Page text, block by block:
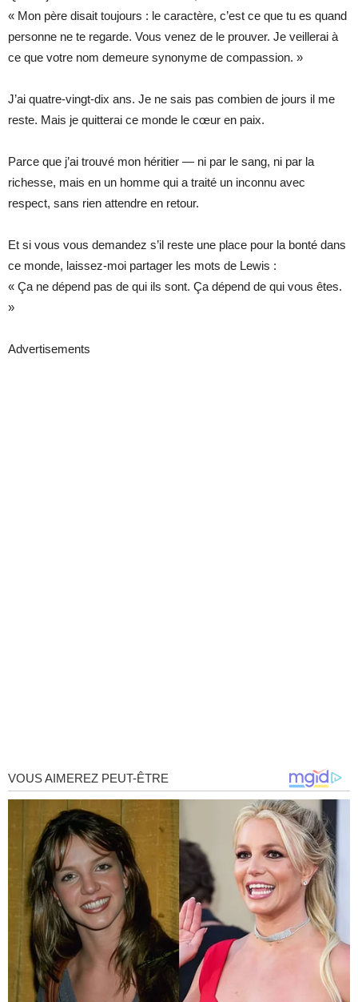
« Mon père disait toujours : le caractère, c’est ce que tu es quand
personne ne te regarde. Vous venez de le prouver. Je veillerai à
ce que votre nom demeure synonyme de compassion. »
J’ai quatre-vingt-dix ans. Je ne sais pas combien de jours il me
reste. Mais je quitterai ce monde le cœur en paix.
Parce que j’ai trouvé mon héritier — ni par le sang, ni par la
richesse, mais en un homme qui a traité un inconnu avec
respect, sans rien attendre en retour.
Et si vous vous demandez s’il reste une place pour la bonté dans
ce monde, laissez-moi partager les mots de Lewis :
« Ça ne dépend pas de qui ils sont. Ça dépend de qui vous êtes.
»
Advertisements